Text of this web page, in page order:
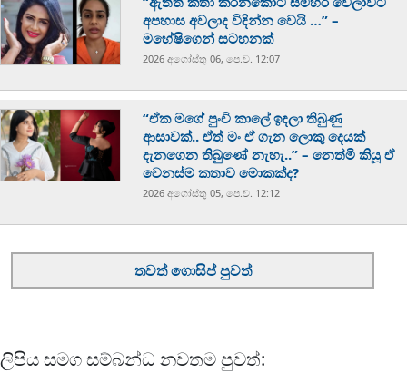
අපහාස අවලාද විඳින්න වෙයි …” –
මහේෂිගෙන් සටහනක්
2026 අගෝස්‍තු 06, පෙ.ව. 12:07
“ඒක මගේ පුංචි කාලේ ඉඳලා තිබුණු
ආසාවක්.. ඒත් මං ඒ ගැන ලොකු දෙයක්
දැනගෙන තිබුණේ නැහැ..” – නෙත්මි කියූ ඒ
වෙනස්ම කතාව මොකක්ද?
2026 අගෝස්‍තු 05, පෙ.ව. 12:12
තවත් ගොසිප් පුවත්
ලිපිය සමග සම්බන්ධ නවතම පුවත්: